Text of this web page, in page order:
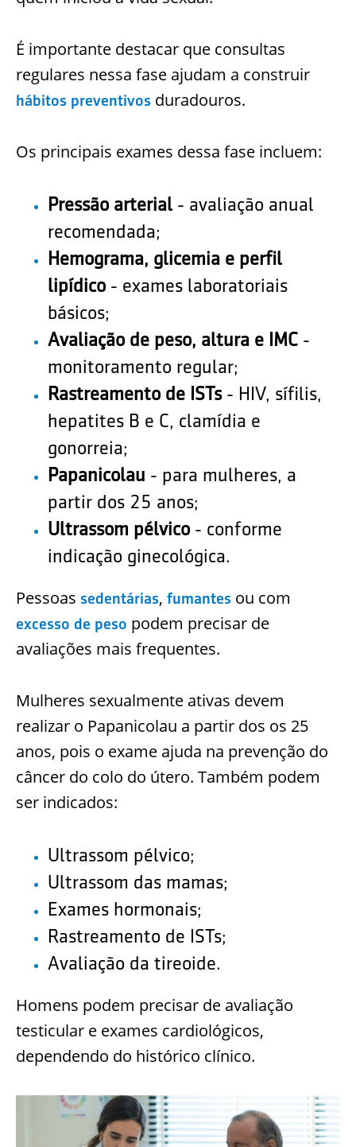
É importante destacar que consultas
regulares nessa fase ajudam a construir
hábitos preventivos duradouros.
Os principais exames dessa fase incluem:
Pressão arterial- avaliação anual
recomendada;
Hemograma, glicemia e perfil
lipídico- exames laboratoriais
básicos;
Avaliação de peso, altura e IMC -
monitoramento regular;
Rastreamento de ISTs- HIV, sífilis,
hepatites B e C, clamídia e
gonorreia;
Papanicolau - para mulheres, a
partir dos 25 anos;
Ultrassom pélvico- conforme
indicação ginecológica.
Pessoas sedentárias, fumantes ou com
excesso de peso podem precisar de
avaliações mais frequentes.
Mulheres sexualmente ativas devem
realizar o Papanicolau a partir dos os 25
anos, pois o exame ajuda na prevenção do
câncer do colo do útero. Também podem
ser indicados:
Ultrassom pélvico;
Ultrassom das mamas;
Exames hormonais;
Rastreamento de ISTs;
Avaliação da tireoide.
Homens podem precisar de avaliação
testicular e exames cardiológicos,
dependendo do histórico clínico.